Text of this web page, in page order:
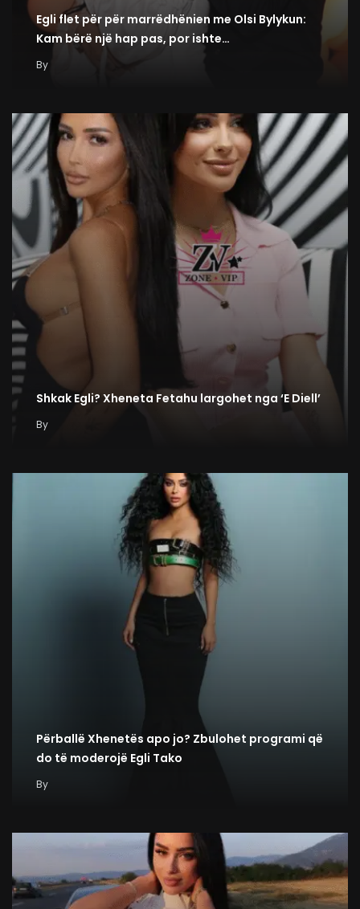
Egli flet për për marrëdhënien me Olsi Bylykun:
Kam bërë një hap pas, por ishte…
By
Shkak Egli? Xheneta Fetahu largohet nga ‘E Diell’
By
Përballë Xhenetës apo jo? Zbulohet programi që
do të moderojë Egli Tako
By